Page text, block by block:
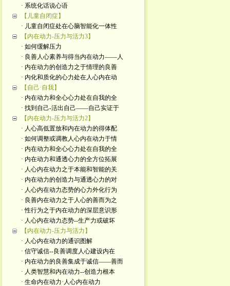
· 系统化话说心语
【儿童自闭症】
· 儿童自闭症处在心脑智能化一体性
【内在动力-压力与活力3】
· 如何缓解压力
· 良善人心素养与得当内在动力——人
· 内在动力的创造力之于情理的良善
· 内化和质化的心力处在人心内在动
【自己·自我】
· 内在动力和全心心力处在自我的全
· 找到自己-活出自己——自己实证于
【内在动力-压力与活力2】
· 人心高低置放和内在动力的得体配
· 如何调整或调教人心内在动力于情
· 内在动力和全心心力处在自我的全
· 内在动力和通透心力的全方位拓展
· 人心内在动力之于本能和智能的关
· 内在动力的创造力与通透心力的对
· 人心内在动力态势的心力外化行为
· 良善内在动力之于人心的善而为之
· 性行为之于内在动力的深层意识形
· 人心内在动力态势--生产力或破坏
【内在动力-压力与活力】
· 人心内在动力的通识图解
· 信守诚信--良善调度人心建设内在
· 内在动力的良善集成于诚信——善而
· 人类智慧和内在动力--创造力根本
· 生命内在动力·人心内在动力